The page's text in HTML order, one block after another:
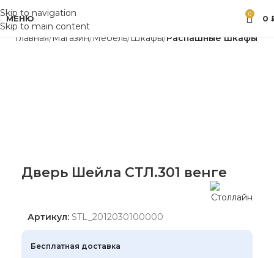
Skip to navigation
Skip to main content
МЕНЮ 0 0
Главная Магазин Мебель Шкафы Распашные шкафы
Дверь Шейла СТЛ.301 венге
Артикул: STL_2012030100000
Бесплатная доставка